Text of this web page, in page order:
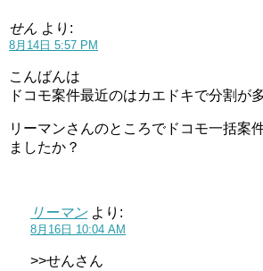
せん より:
8月14日 5:57 PM
こんばんは
ドコモ案件最近のはカエドキで分割が
リーマンさんのところでドコモ一括案
ましたか？
リーマン より:
8月16日 10:04 AM
>>せんさん